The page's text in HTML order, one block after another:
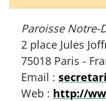
Paroisse Notre-
2 place Jules
75018 Paris -
Email :
Web : http://